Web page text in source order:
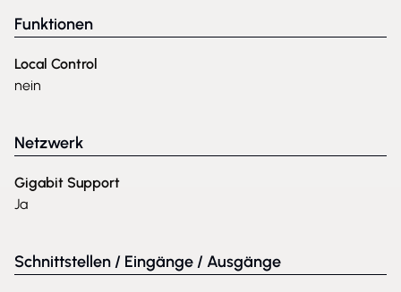
Funktionen
Local Control
nein
Netzwerk
Gigabit Support
Ja
Schnittstellen / Eingänge / Ausgänge